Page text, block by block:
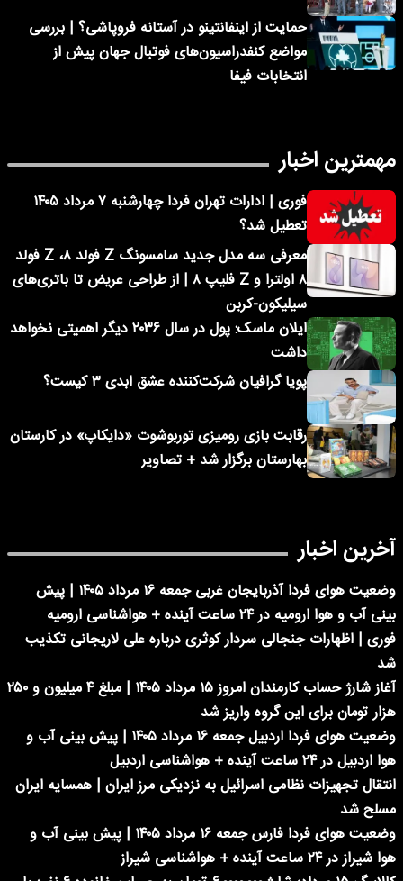
حمایت از اینفانتینو در آستانه فروپاشی؟ | بررسی
مواضع کنفدراسیون‌های فوتبال جهان پیش از
انتخابات فیفا
مهمترین اخبار
فوری | ادارات تهران فردا چهارشنبه ۷ مرداد ۱۴۰۵
تعطیل شد؟
معرفی سه مدل جدید سامسونگ Z فولد ۸، Z فولد
۸ اولترا و Z فلیپ ۸ | از طراحی عریض تا باتری‌های
سیلیکون-کربن
ایلان ماسک: پول در سال ۲۰۳۶ دیگر اهمیتی نخواهد
داشت
پویا گرافیان شرکت‌کننده عشق ابدی ۳ کیست؟
رقابت بازی رومیزی توربوشوت «دایکاپ» در کارستان
بهارستان برگزار شد + تصاویر
آخرین اخبار
وضعیت هوای فردا آذربایجان غربی جمعه ۱۶ مرداد ۱۴۰۵ | پیش
بینی آب و هوا ارومیه در ۲۴ ساعت آینده + هواشناسی ارومیه
فوری | اظهارات جنجالی سردار کوثری درباره علی لاریجانی تکذیب
شد
آغاز شارژ حساب کارمندان امروز ۱۵ مرداد ۱۴۰۵ | مبلغ ۴ میلیون و ۲۵۰
هزار تومان برای این گروه واریز شد
وضعیت هوای فردا اردبیل جمعه ۱۶ مرداد ۱۴۰۵ | پیش بینی آب و
هوا اردبیل در ۲۴ ساعت آینده + هواشناسی اردبیل
انتقال تجهیزات نظامی اسرائیل به نزدیکی مرز ایران | همسایه ایران
مسلح شد
وضعیت هوای فردا فارس جمعه ۱۶ مرداد ۱۴۰۵ | پیش بینی آب و
هوا شیراز در ۲۴ ساعت آینده + هواشناسی شیراز